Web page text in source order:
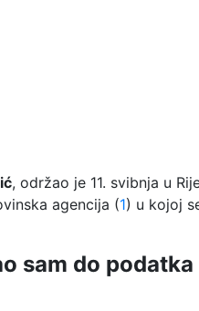
, održao je 11. svibnja u
agencija (1) u kojoj
sam do